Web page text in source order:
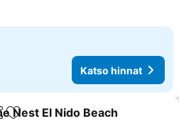
Katso hinnat
Nest El Nido Beach